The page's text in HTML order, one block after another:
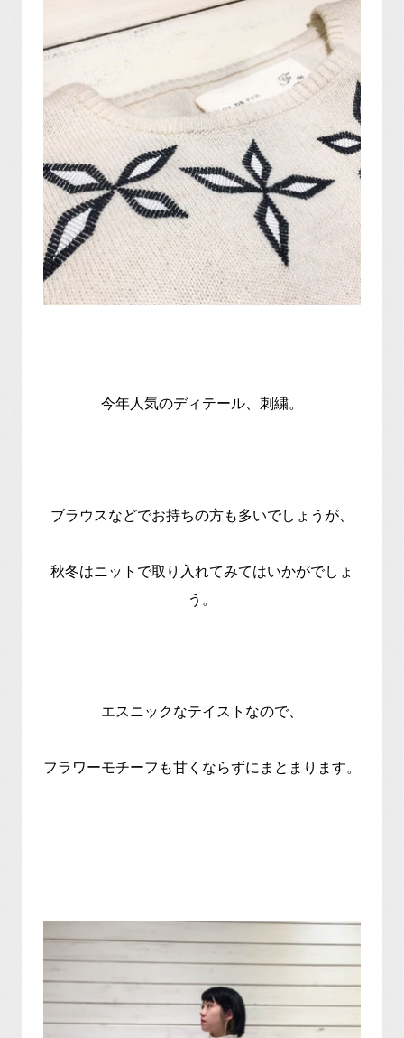
今年人気のディテール、刺繍。
ブラウスなどでお持ちの方も多いでしょうが、
秋冬はニットで取り入れてみてはいかがでしょ
う。
エスニックなテイストなので、
フラワーモチーフも甘くならずにまとまります。